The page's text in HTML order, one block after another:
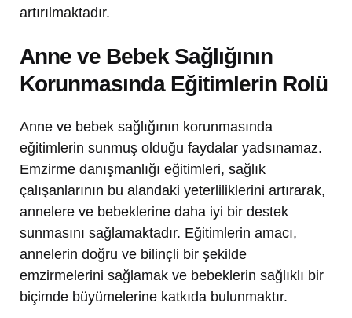
artırılmaktadır.
Anne ve Bebek Sağlığının
Korunmasında Eğitimlerin Rolü
Anne ve bebek sağlığının korunmasında
eğitimlerin sunmuş olduğu faydalar yadsınamaz.
Emzirme danışmanlığı eğitimleri, sağlık
çalışanlarının bu alandaki yeterliliklerini artırarak,
annelere ve bebeklerine daha iyi bir destek
sunmasını sağlamaktadır. Eğitimlerin amacı,
annelerin doğru ve bilinçli bir şekilde
emzirmelerini sağlamak ve bebeklerin sağlıklı bir
biçimde büyümelerine katkıda bulunmaktır.